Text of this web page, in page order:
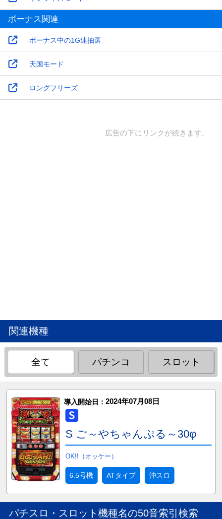
ボーナス関連
ボーナス中の1G連抽選
天国モード
ロングフリーズ
広告の下にリンクが続きます。
関連機種
全て パチンコ スロット
導入開始日： 2024年07月08日
S ご～やちゃんぷる～30φ
OK!!（オッケー）
6.5号機 ATタイプ 沖スロ
パチスロ・スロット機種名の50音索引検索